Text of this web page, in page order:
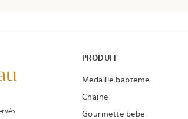
PRODUIT
Medaille bapteme
Chaine
Gourmette bebe